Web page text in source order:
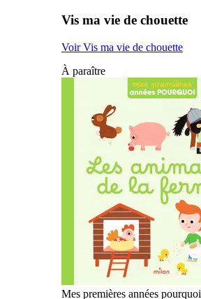
Vis ma vie de chouette
Voir Vis ma vie de chouette
À paraître
Mes premières années pourquoi